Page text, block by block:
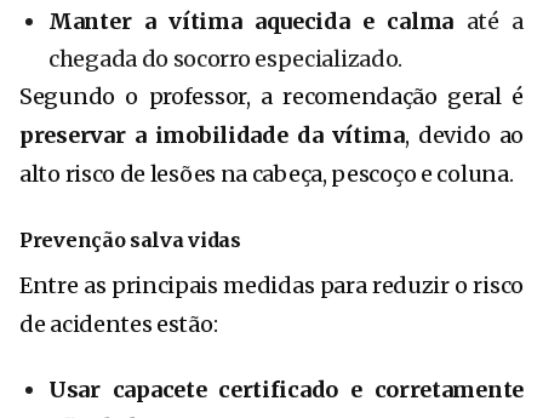
Manter a vítima aquecida e calmaaté a
chegada do socorro especializado.
Segundo o professor, a recomendação geral é
preservar a imobilidade da vítima, devido ao
alto risco de lesões na cabeça, pescoço e coluna.
Prevenção salva vidas
Entre as principais medidas para reduzir o risco
de acidentes estão:
Usar capacete certificado e corretamente